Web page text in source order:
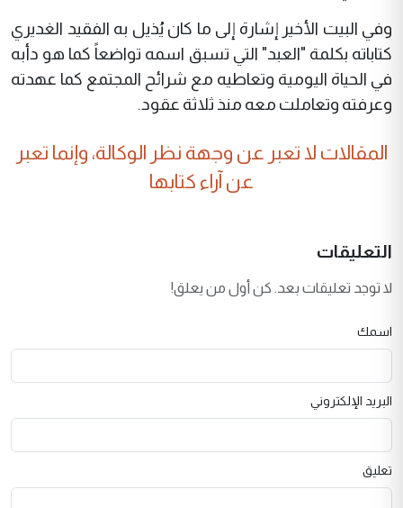
وفي البيت الأخير إشارة إلى ما كان يُذيل به الفقيد الغديري
كتاباته بكلمة "العبد" التي تسبق اسمه تواضعاً كما هو دأبه
في الحياة اليومية وتعاطيه مع شرائح المجتمع كما عهدته
وعرفته وتعاملت معه منذ ثلاثة عقود.
المقالات لا تعبر عن وجهة نظر الوكالة، وإنما تعبر
عن آراء كتابها
التعليقات
لا توجد تعليقات بعد. كن أول من يعلق!
اسمك
البريد الإلكتروني
تعليق